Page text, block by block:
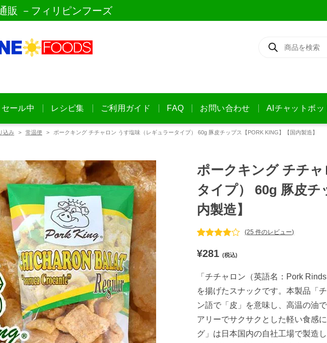
販 －フィリピンフーズ
セール中 レシピ集 ご利用ガイド FAQ お問い合わせ AIチャットボッ
込み 常温便 ポークキング チチャロン うす塩味（レギュラータイプ） 60g 豚皮チップス【PORK KING】【国内製造】
ポークキング チチ
タイプ） 60g 豚皮チ
内製造】
評価に基づ
く5段階評
4.84点
(25 件のレビュー)
¥281 (税込)
「チチャロン（英語名：Pork
を揚げたスナックです。本製品「
ン語で「皮」を意味し、高温の油
アリーでサクサクとした軽い食感
グ」は日本国内の自社工場で製造